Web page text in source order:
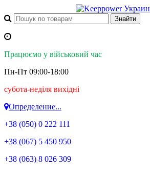
Працюємо у військовий час
Пн-Пт 09:00-18:00
субота-неділя вихідні
Определение...
+38 (050) 0 222 111
+38 (067) 5 450 950
+38 (063) 8 026 309